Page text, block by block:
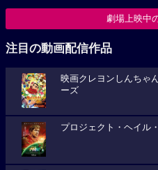
劇場上映中
注目の動画配信作品
映画クレヨンしんちゃ
ーズ
プロジェクト・ヘイル